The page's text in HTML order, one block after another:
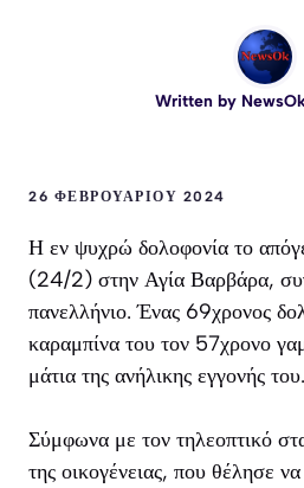
Written by
26 ΦΕΒΡΟΥΑΡΊΟΥ 2024
Η εν ψυχρώ δολοφονία το
(24/2) στην Αγία Βαρβάρα,
πανελλήνιο. Ένας 69χρονος
καραμπίνα του τον 57χρονο
μάτια της ανήλικης εγγονής του.
Σύμφωνα με τον τηλεοπτικό
της οικογένειας, που θέλησε